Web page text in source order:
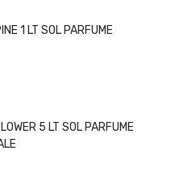
1 LT SOL PARFUME
5 LT SOL PARFUME